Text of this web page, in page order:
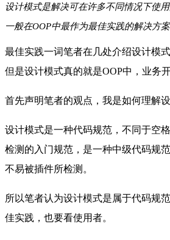
设计模式是解决可在许多不同情况下使
一般在OOP中最作为最佳实践的解决方案
最佳实践一词笔者在几处介绍设计模
但是设计模式真的就是OOP中，业务
首先声明笔者的观点，我是如何理解设
设计模式是一种代码规范，不同于空格
检测的入门规范，是一种中级代码规
不易被插件所检测。
所以笔者认为设计模式是属于代码规
佳实践，也要看使用者。